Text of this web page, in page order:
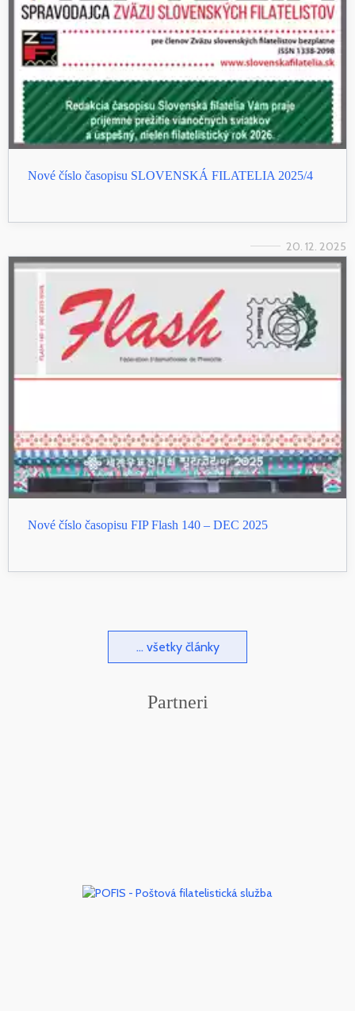
Nové číslo časopisu SLOVENSKÁ FILATELIA 2025/4
20. 12. 2025
Nové číslo časopisu FIP Flash 140 – DEC 2025
... všetky články
Partneri